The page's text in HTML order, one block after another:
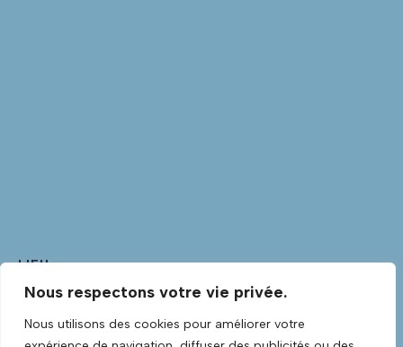
Nous respectons votre vie privée.
Nous utilisons des cookies pour améliorer votre
LIEU
Club Guitare